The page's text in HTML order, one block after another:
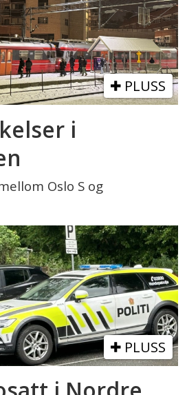
PLUSS
i
Oslo S og
PLUSS